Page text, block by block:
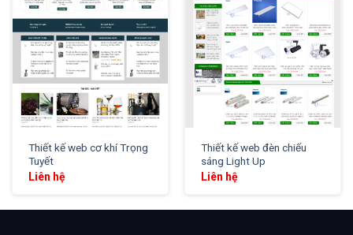
Thiết kế web cơ khí Trọng
Tuyết
Liên hệ
Thiết kế web đèn chiếu
sáng Light Up
Liên hệ